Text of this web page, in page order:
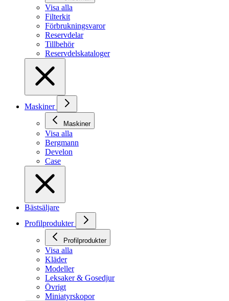
Visa alla
Filterkit
Förbrukningsvaror
Reservdelar
Tillbehör
Reservdelskataloger
Maskiner
Maskiner
Visa alla
Bergmann
Develon
Case
Bästsäljare
Profilprodukter
Profilprodukter
Visa alla
Kläder
Modeller
Leksaker & Gosedjur
Övrigt
Miniatyrskopor